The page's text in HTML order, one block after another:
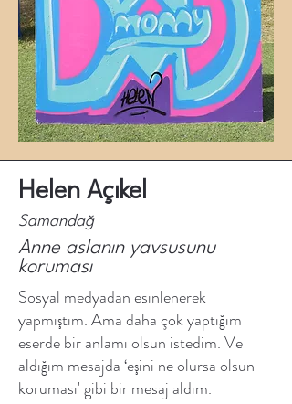
Helen Açıkel
Samandağ
Anne aslanın yavsusunu
koruması
Sosyal medyadan esinlenerek
yapmıştım. Ama daha çok yaptığım
eserde bir anlamı olsun istedim. Ve
aldığım mesajda ‘eşini ne olursa olsun
koruması' gibi bir mesaj aldım.